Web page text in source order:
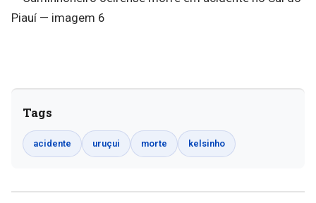
Tags
acidente uruçui morte kelsinho